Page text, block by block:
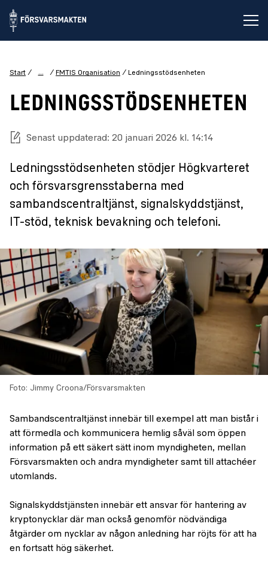
Start ... FMTIS Organisation Ledningsstödsenheten
LEDNINGSSTÖDSENHETEN
Senast uppdaterad: 20 januari 2026 kl. 14:14
Ledningsstödsenheten stödjer Högkvarteret
och försvarsgrensstaberna med
sambandscentraltjänst, signalskyddstjänst,
IT-stöd, teknisk bevakning och telefoni.
Foto: Jimmy Croona/Försvarsmakten
Sambandscentraltjänst innebär till exempel att man bistår i
att förmedla och kommunicera hemlig såväl som öppen
information på ett säkert sätt inom myndigheten, mellan
Försvarsmakten och andra myndigheter samt till attachéer
utomlands.
Signalskyddstjänsten innebär ett ansvar för hantering av
kryptonycklar där man också genomför nödvändiga
åtgärder om nycklar av någon anledning har röjts för att ha
en fortsatt hög säkerhet.